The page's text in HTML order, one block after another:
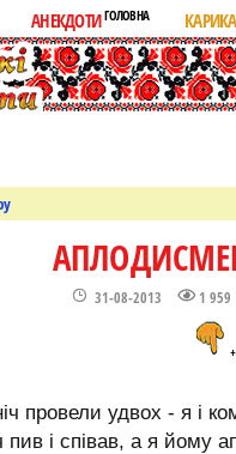
АНЕКДОТИГОЛОВНА
31-08-2013 1 959
провели удвох - я і
пив і співав, а я йому